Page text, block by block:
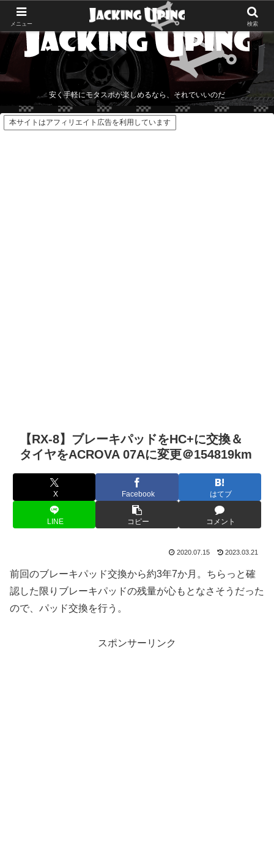
安く手軽にモタスポが楽しめるなら、それでいいのだ
本サイトはアフィリエイト広告を利用しています
【RX-8】ブレーキパッドをHC+に交換＆
タイヤをACROVA 07Aに変更＠154819km
X Facebook はてブ
LINE コピー コメント
2020.07.15 2023.03.21
前回のブレーキパッド交換から約3年7か月。ちらっと確
認した限りブレーキパッドの残量が心もとなさそうだった
ので、パッド交換を行う。
スポンサーリンク
メニュー 検索